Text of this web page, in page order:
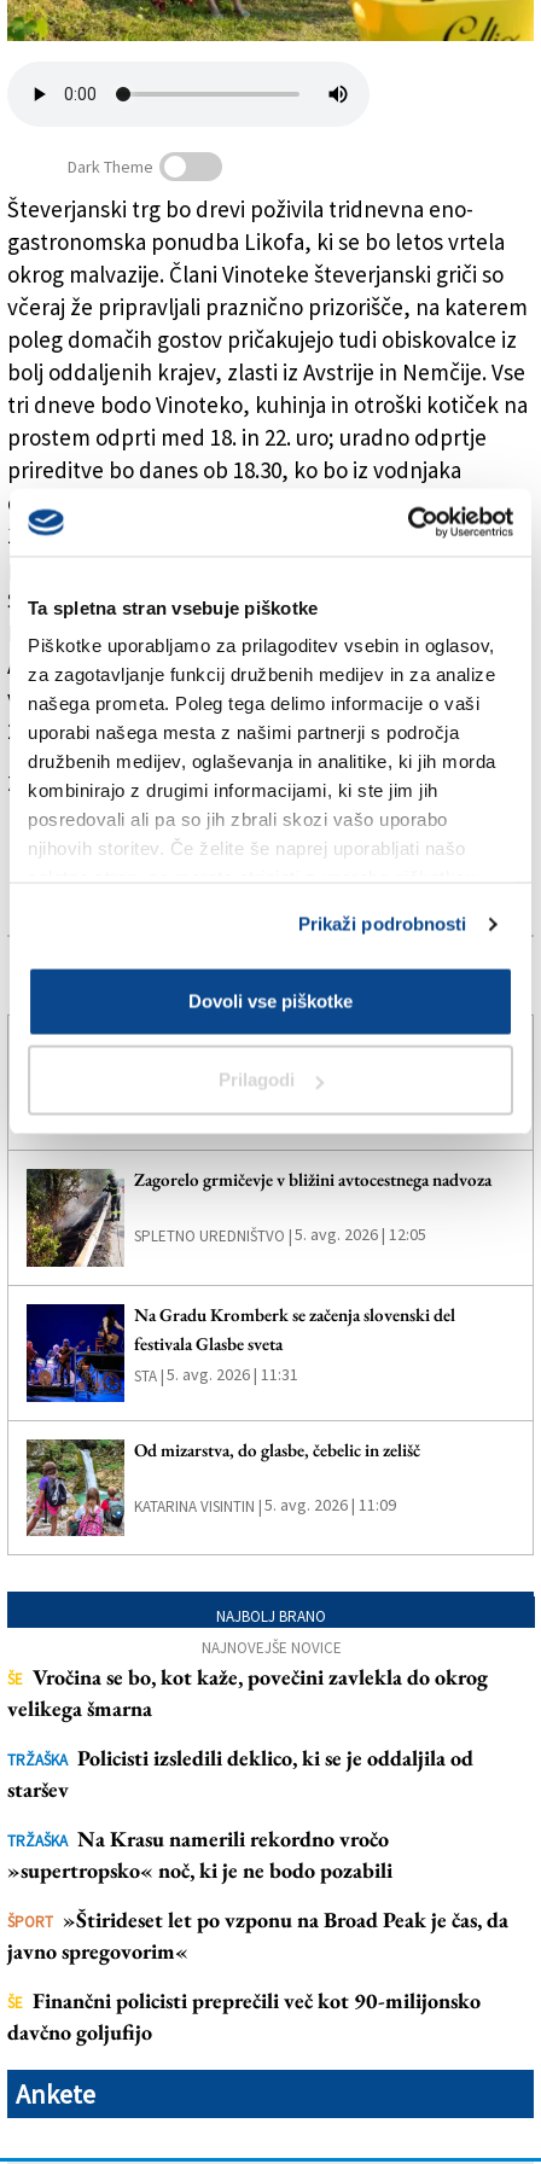
Ta spletna stran vsebuje piškotke
Piškotke uporabljamo za prilagoditev vsebin in oglasov,
za zagotavljanje funkcij družbenih medijev in za analize
našega prometa. Poleg tega delimo informacije o vaši
uporabi našega mesta z našimi partnerji s področja
družbenih medijev, oglaševanja in analitike, ki jih morda
kombinirajo z drugimi informacijami, ki ste jim jih
posredovali ali pa so jih zbrali skozi vašo uporabo
njihovih storitev. Če želite še naprej uporabljati našo
Prikaži podrobnosti
Dovoli vse piškotke
Prilagodi
Založnik
Danes začetek števerjanskega Likofa
Dark Theme
Števerjanski trg bo drevi poživila tridnevna eno-
gastronomska ponudba Likofa, ki se bo letos vrtela
okrog malvazije. Člani Vinoteke števerjanski griči so
včeraj že pripravljali praznično prizorišče, na katerem
poleg domačih gostov pričakujejo tudi obiskovalce iz
bolj oddaljenih krajev, zlasti iz Avstrije in Nemčije. Vse
tri dneve bodo Vinoteko, kuhinja in otroški kotiček na
prostem odprti med 18. in 22. uro; uradno odprtje
prireditve bo danes ob 18.30, ko bo iz vodnjaka
družine Formentini namesto vode priteklo vino. Ob
19. uri bo strokovna degustacija s posebnim
Sredozemlju; ob 19.30 bo 19.30 Večerja v parku gradu
Formentini s šefom kuhinje Franzem Finkom iz
Avstrije. V večernih urah bosta prvi dve srečanji z
vinarjem; ob 20. uri bo pokušnja vin kmetije Vogrič, ob
21. uri pa kmetije Gradis’ciutta.
Za branje in pisanje komentarjevje potrebna prijava
Karabinjerji preprečili tragedijo
Zagorelo grmičevje v bližini avtocestnega nadvoza
SPLETNO UREDNIŠTVO |5. avg. 2026 | 12:05
Na Gradu Kromberk se začenja slovenski del
festivala Glasbe sveta
STA |5. avg. 2026 | 11:31
Od mizarstva, do glasbe, čebelic in zelišč
KATARINA VISINTIN |5. avg. 2026 | 11:09
NAJBOLJ BRANO
NAJNOVEJŠE NOVICE
ŠE Vročina se bo, kot kaže, povečini zavlekla do okrog
velikega šmarna
TRŽAŠKA Policisti izsledili deklico, ki se je oddaljila od
staršev
TRŽAŠKA Na Krasu namerili rekordno vročo
»supertropsko« noč, ki je ne bodo pozabili
ŠPORT »Štirideset let po vzponu na Broad Peak je čas, da
javno spregovorim«
ŠE Finančni policisti preprečili več kot 90-milijonsko
davčno goljufijo
Ankete